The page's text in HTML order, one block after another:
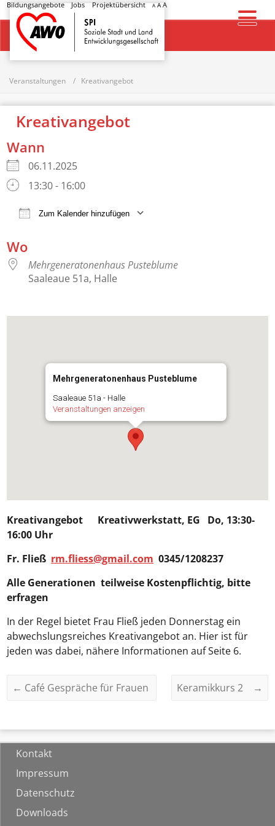
Bildungsangebote Jobs Projektübersicht A AA
Startseite
Veranstaltungen Kreativangebot
Kreativangebot
Wann
06.11.2025
13:30 - 16:00
Zum Kalender hinzufügen
Wo
Mehrgeneratonenhaus Pusteblume
Saaleaue 51a, Halle
Mehrgeneratonenhaus Pusteblume
Saaleaue 51a - Halle
Veranstaltungen anzeigen
Kreativangebot
Kreativwerkstatt, EG Do, 13:30-
16:00 Uhr
Fr. Fließ rm.fliess@gmail.com 0345/1208237
Alle Generationen teilweise Kostenpflichtig, bitte
erfragen
In der Regel bietet Frau Fließ jeden Donnerstag ein
abwechslungsreiches Kreativangebot an. Hier ist für
jeden was dabei, nähere Informationen auf Seite 6.
← Café Gespräche für Frauen Keramikkurs 2 →
Kontakt
Impressum
Datenschutz
Downloads